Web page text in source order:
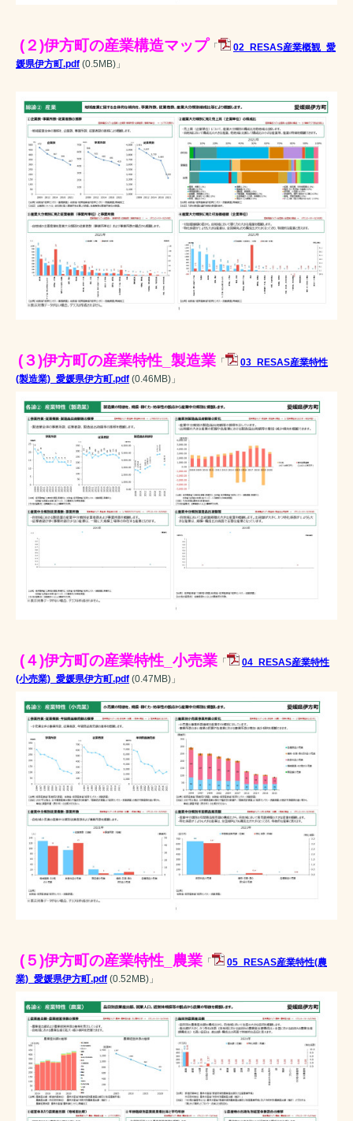
(２)伊方町の産業構造マップ 「
02_RESAS産業概観_愛
媛県伊方町.pdf (0.5MB) 」
(３)伊方町の産業特性_製造業 「
03_RESAS産業特性
(製造業)_愛媛県伊方町.pdf (0.46MB) 」
(４)伊方町の産業特性_小売業 「
04_RESAS産業特性
(小売業)_愛媛県伊方町.pdf (0.47MB) 」
(５)伊方町の産業特性_農業 「
05_RESAS産業特性(農
業)_愛媛県伊方町.pdf (0.52MB) 」